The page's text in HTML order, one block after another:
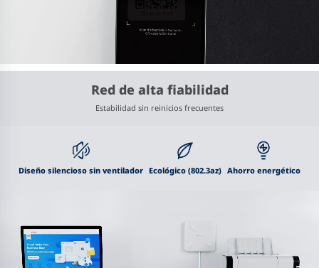
Red de alta fiabilidad
Estabilidad sin reinicios frecuentes
Diseño silencioso sin ventilador Ecológico (802.3az) Ahorro energético